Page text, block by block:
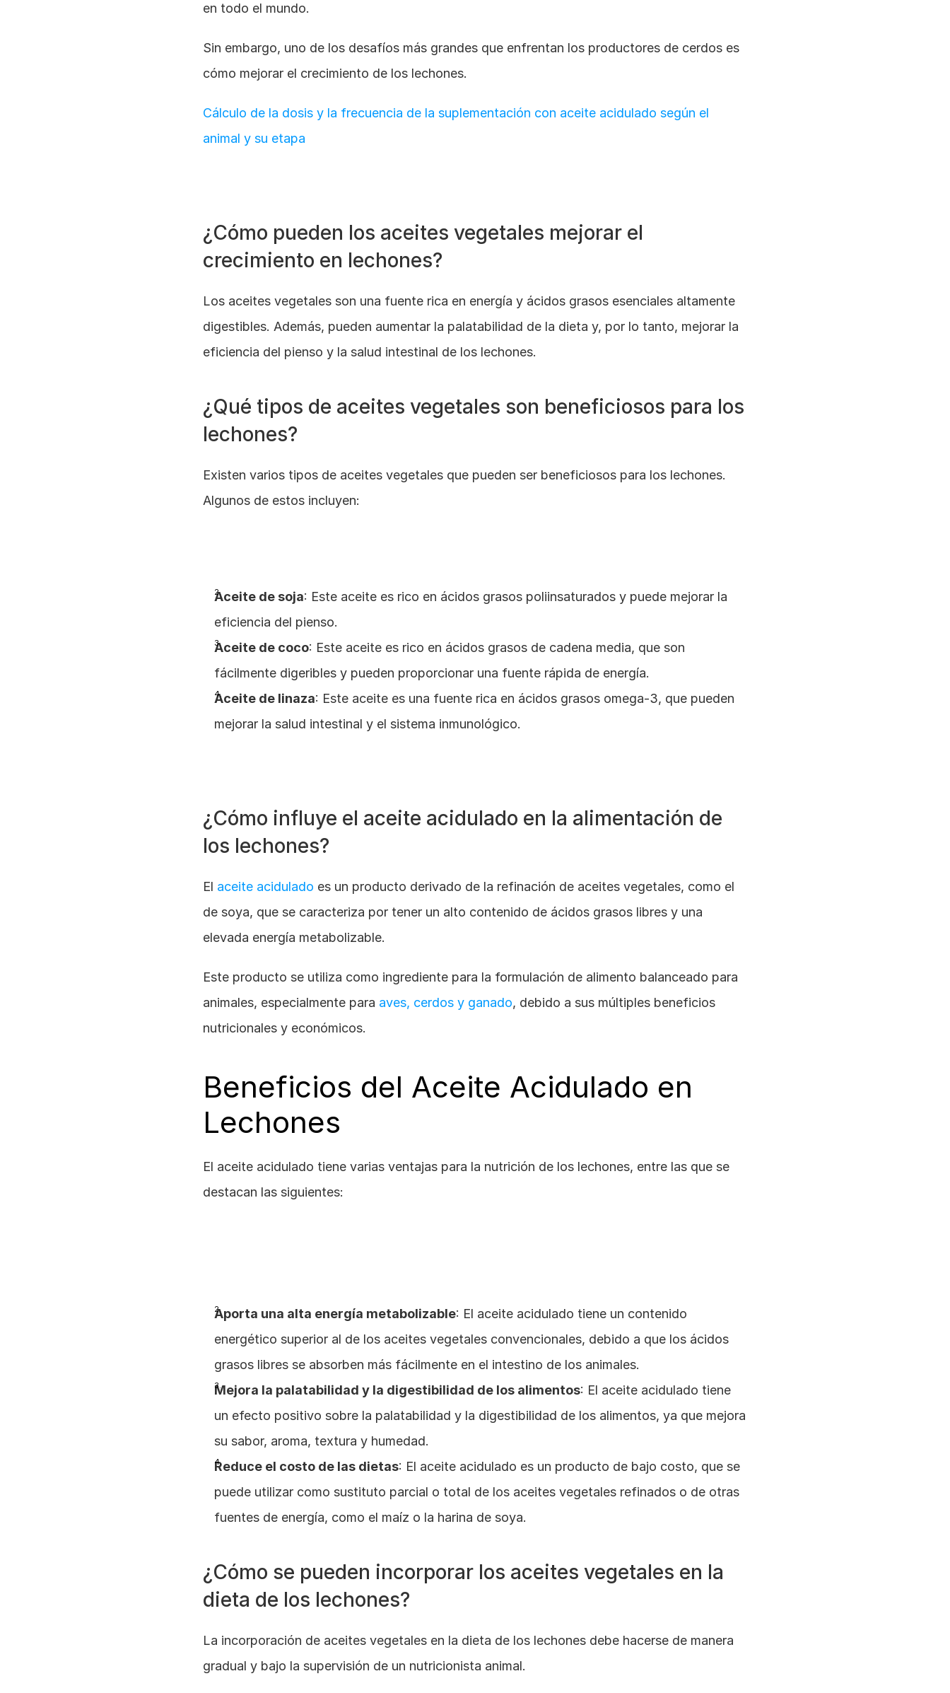
en todo el mundo.
Sin embargo, uno de los desafíos más grandes que enfrentan los productores de cerdos es
cómo mejorar el crecimiento de los lechones.
Cálculo de la dosis y la frecuencia de la suplementación con aceite acidulado según el
animal y su etapa
¿Cómo pueden los aceites vegetales mejorar el
crecimiento en lechones?
Los aceites vegetales son una fuente rica en energía y ácidos grasos esenciales altamente
digestibles. Además, pueden aumentar la palatabilidad de la dieta y, por lo tanto, mejorar la
eficiencia del pienso y la salud intestinal de los lechones.
¿Qué tipos de aceites vegetales son beneficiosos para los
lechones?
Existen varios tipos de aceites vegetales que pueden ser beneficiosos para los lechones.
Algunos de estos incluyen:
Aceite de soja: Este aceite es rico en ácidos grasos poliinsaturados y puede mejorar la
eficiencia del pienso.
Aceite de coco: Este aceite es rico en ácidos grasos de cadena media, que son
fácilmente digeribles y pueden proporcionar una fuente rápida de energía.
Aceite de linaza: Este aceite es una fuente rica en ácidos grasos omega-3, que pueden
mejorar la salud intestinal y el sistema inmunológico.
¿Cómo influye el aceite acidulado en la alimentación de
los lechones?
El aceite acidulado es un producto derivado de la refinación de aceites vegetales, como el
de soya, que se caracteriza por tener un alto contenido de ácidos grasos libres y una
elevada energía metabolizable.
Este producto se utiliza como ingrediente para la formulación de alimento balanceado para
animales, especialmente para aves, cerdos y ganado, debido a sus múltiples beneficios
nutricionales y económicos.
Beneficios del Aceite Acidulado en
Lechones
El aceite acidulado tiene varias ventajas para la nutrición de los lechones, entre las que se
destacan las siguientes:
Aporta una alta energía metabolizable: El aceite acidulado tiene un contenido
energético superior al de los aceites vegetales convencionales, debido a que los ácidos
grasos libres se absorben más fácilmente en el intestino de los animales.
Mejora la palatabilidad y la digestibilidad de los alimentos: El aceite acidulado tiene
un efecto positivo sobre la palatabilidad y la digestibilidad de los alimentos, ya que mejora
su sabor, aroma, textura y humedad.
Reduce el costo de las dietas: El aceite acidulado es un producto de bajo costo, que se
puede utilizar como sustituto parcial o total de los aceites vegetales refinados o de otras
fuentes de energía, como el maíz o la harina de soya.
¿Cómo se pueden incorporar los aceites vegetales en la
dieta de los lechones?
La incorporación de aceites vegetales en la dieta de los lechones debe hacerse de manera
gradual y bajo la supervisión de un nutricionista animal.